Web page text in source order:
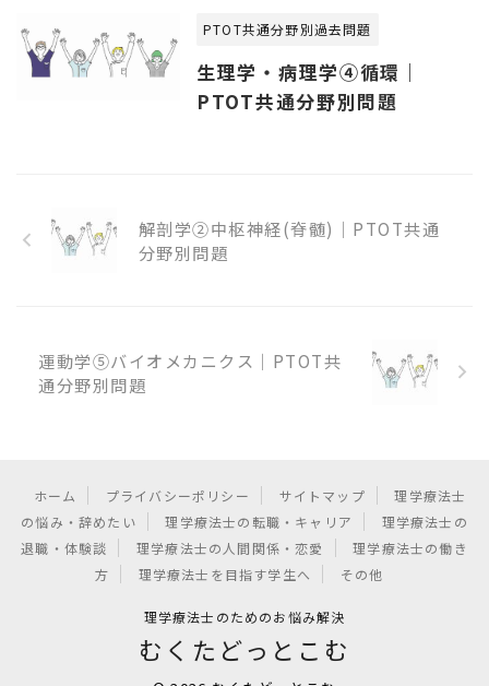
PTOT共通分野別過去問題
生理学・病理学④循環｜
PTOT共通分野別問題
解剖学②中枢神経(脊髄)｜PTOT共通
分野別問題
運動学⑤バイオメカニクス｜PTOT共
通分野別問題
ホーム プライバシーポリシー サイトマップ
理学療法士
の悩み・辞めたい
理学療法士の転職・キャリア
理学療法士の
退職・体験談
理学療法士の人間関係・恋愛
理学療法士の働き
方
理学療法士を目指す学生へ その他
理学療法士のためのお悩み解決
むくたどっとこむ